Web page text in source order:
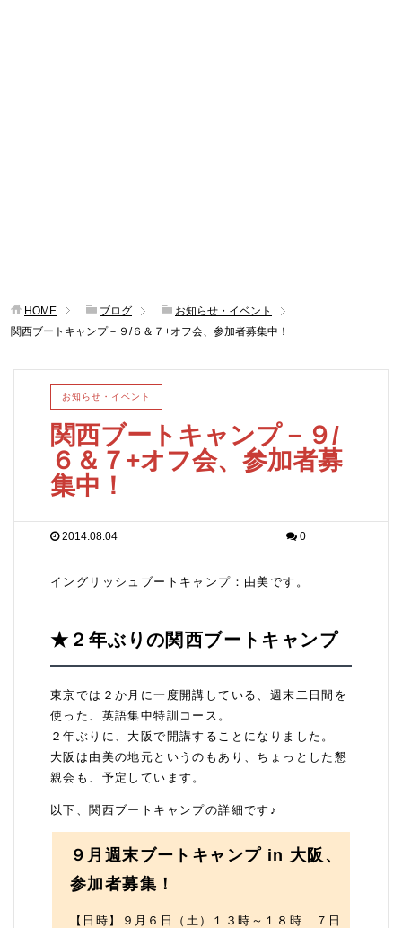
HOME ブログ
お知らせ・イベント
関西ブートキャンプ－９/６＆７+オフ会、参加者募集中！
お知らせ・イベント
関西ブートキャンプ－９/
６＆７+オフ会、参加者募
集中！
2014.08.04 0
イングリッシュブートキャンプ：由美です。
★２年ぶりの関西ブートキャンプ
東京では２か月に一度開講している、週末二日間を
使った、英語集中特訓コース。
２年ぶりに、大阪で開講することになりました。
大阪は由美の地元というのもあり、ちょっとした懇
親会も、予定しています。
以下、関西ブートキャンプの詳細です♪
９月週末ブートキャンプ in 大阪、
参加者募集！
【日時】９月６日（土）１３時～１８時 ７日